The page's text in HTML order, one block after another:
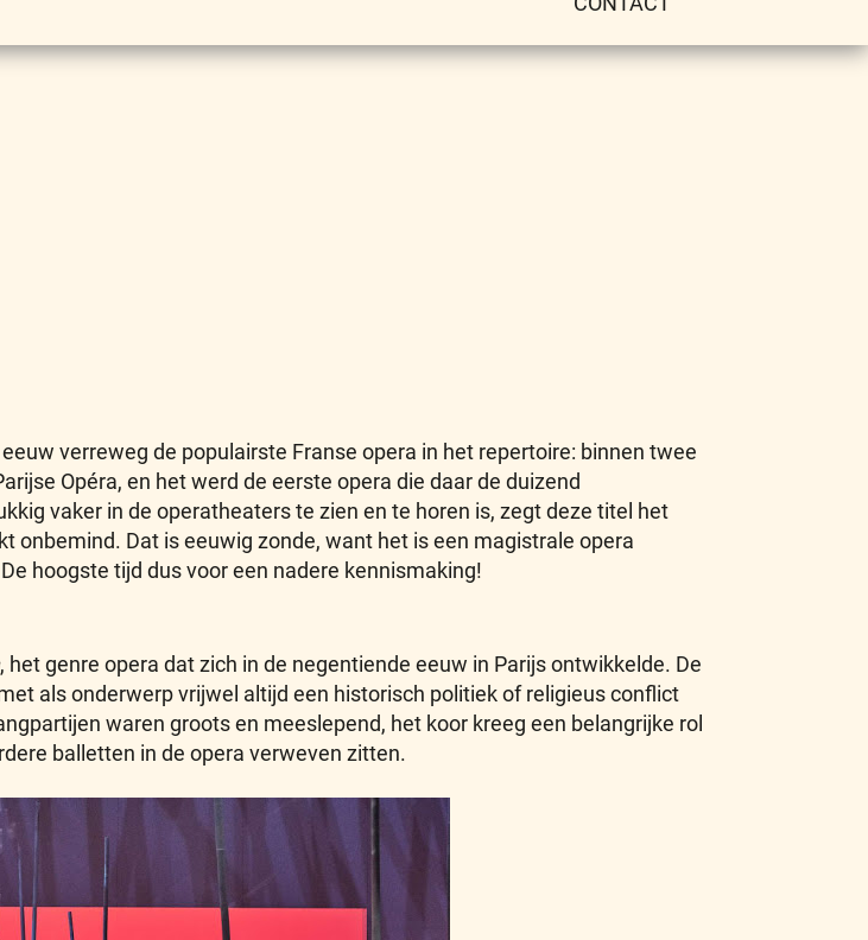
verreweg de populairste Franse opera in het repertoire: binnen twee
Opéra, en het werd de eerste opera die daar de duizend
vaker in de operatheaters te zien en te horen is, zegt deze titel het
onbemind. Dat is eeuwig zonde, want het is een magistrale opera
hoogste tijd dus voor een nadere kennismaking!
, het genre opera dat zich in de negentiende eeuw in Parijs ontwikkelde. De
als onderwerp vrijwel altijd een historisch politiek of religieus conflict
waren groots en meeslepend, het koor kreeg een belangrijke rol
balletten in de opera verweven zitten.